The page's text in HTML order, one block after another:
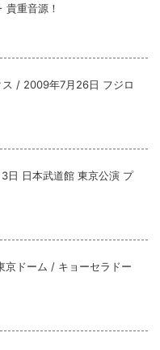
貴重音源！
/ 2009年7月26日 フジロ
日 日本武道館 東京公演 プ
ドーム / キョーセラドー